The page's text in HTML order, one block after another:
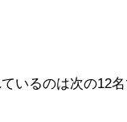
いるのは次の12名